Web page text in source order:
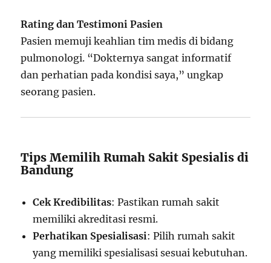
Rating dan Testimoni Pasien
Pasien memuji keahlian tim medis di bidang
pulmonologi. “Dokternya sangat informatif
dan perhatian pada kondisi saya,” ungkap
seorang pasien.
Tips Memilih Rumah Sakit Spesialis di
Bandung
Cek Kredibilitas: Pastikan rumah sakit
memiliki akreditasi resmi.
Perhatikan Spesialisasi: Pilih rumah sakit
yang memiliki spesialisasi sesuai kebutuhan.